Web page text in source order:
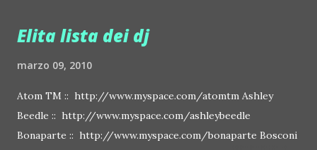
Elita lista dei dj
marzo 09, 2010
Atom TM :: http://www.myspace.com/atomtm Ashley
Beedle :: http://www.myspace.com/ashleybeedle
Bonaparte :: http://www.myspace.com/bonaparte Bosconi